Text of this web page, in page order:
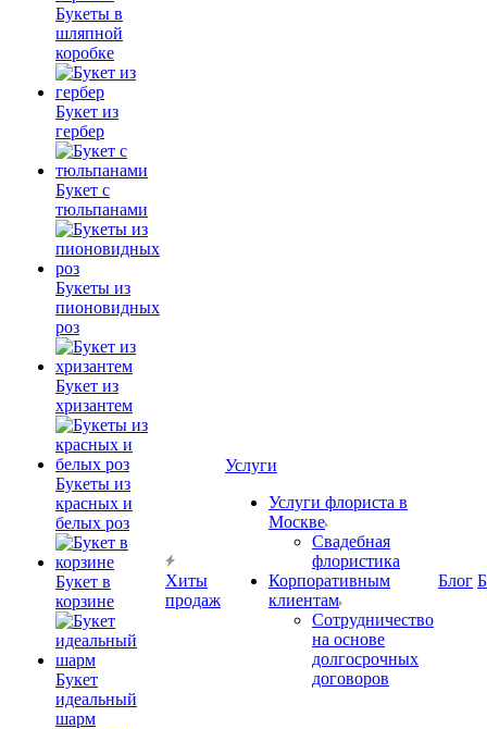
Букеты в
шляпной
коробке
Букет из
гербер
Букет с
тюльпанами
Букеты из
пионовидных
роз
Букет из
хризантем
Букеты из
красных и
белых роз
Букет в
корзине
Букет
идеальный
шарм
Хиты
продаж
Услуги
Услуги флориста в
Москве
Свадебная
флористика
Корпоративным
клиентам
Сотрудничество
на основе
долгосрочных
договоров
Блог